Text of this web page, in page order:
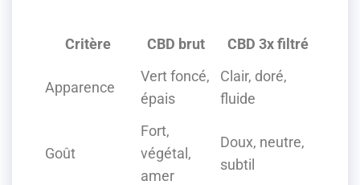
Critère CBD brut CBD 3x filtré
Apparence
Vert foncé,
épais
Clair, doré,
fluide
Goût
Fort,
végétal,
amer
Doux, neutre,
subtil